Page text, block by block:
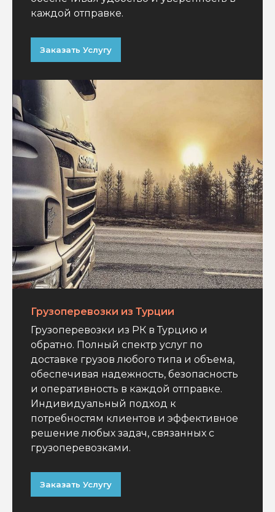
каждой отправке.
Заказать Услугу
Грузоперевозки из Турции
Грузоперевозки из РК в Турцию и
обратно. Полный спектр услуг по
доставке грузов любого типа и объема,
обеспечивая надежность, безопасность
и оперативность в каждой отправке.
Индивидуальный подход к
потребностям клиентов и эффективное
решение любых задач, связанных с
грузоперевозками.
Заказать Услугу